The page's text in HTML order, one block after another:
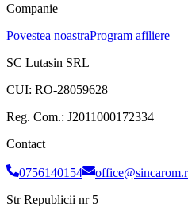
Companie
Povestea noastraProgram afiliere
SC Lutasin SRL
CUI: RO-28059628
Reg. Com.: J2011000172334
Contact
0756140154
Str Republicii nr 5